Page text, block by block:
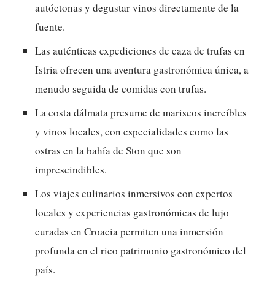
autóctonas y degustar vinos directamente de la
fuente.
Las auténticas expediciones de caza de trufas en
Istria ofrecen una aventura gastronómica única, a
menudo seguida de comidas con trufas.
La costa dálmata presume de mariscos increíbles
y vinos locales, con especialidades como las
ostras en la bahía de Ston que son
imprescindibles.
Los viajes culinarios inmersivos con expertos
locales y experiencias gastronómicas de lujo
curadas en Croacia permiten una inmersión
profunda en el rico patrimonio gastronómico del
país.